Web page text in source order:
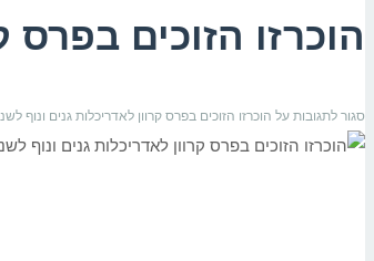
הוכרזו הזוכים בפרס
סגור לתגובות על הוכרזו הזוכים בפרס קרוון לאדריכלות גנים ונוף לשנת